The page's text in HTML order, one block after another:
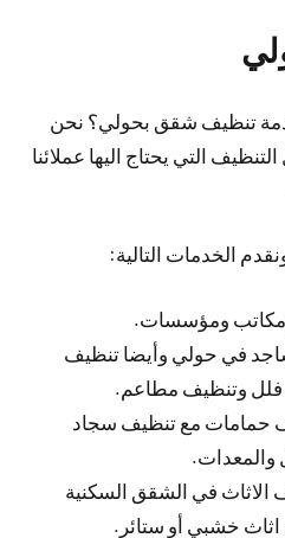
تنظيف شقق بحولي؟ نحن
التي يحتاج اليها عملائنا
الخدمات التالية:
ومؤسسات.
في حولي وأيضا تنظيف
فلل وتنظيف مطاعم.
حمامات مع تنظيف سجاد
والمعدات.
في الشقق السكنية
خشبي أو ستائر.